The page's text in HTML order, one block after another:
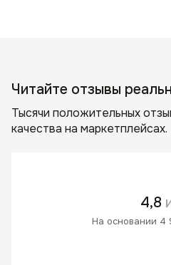
Читайте отзывы
Тысячи положительных
качества на маркетплейсах.
4,8
На основании 4